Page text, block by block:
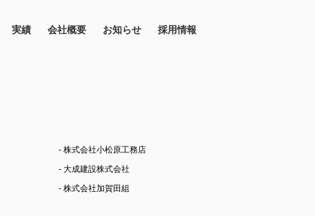
実績 会社概要 お知らせ 採用情報
- 株式会社小松原工務店
- 大成建設株式会社
- 株式会社加賀田組